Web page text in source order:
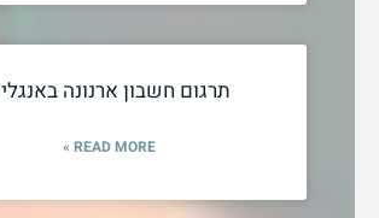
תרגום חשבון ארנונה
READ MORE »